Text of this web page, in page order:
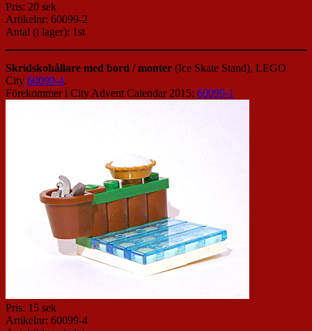
Pris: 20 sek
Artikelnr: 60099-2
Antal (i lager): 1st
Skridskohållare med bord / monter (Ice Skate Stand), LEGO
City 60099-4.
Förekommer i City Advent Calendar 2015; 60099-1
Pris: 15 sek
Artikelnr: 60099-4